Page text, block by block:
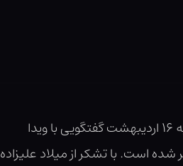
در جریان بیست و هفتمین نمایشگاه بین المللی نمایشگاه کتاب تهران، در غرفه کتابسرای تندیس و در روز سه‌شنبه ۱۶ اردیبهشت گفتگویی با ویدا
است. با تشکر از میلاد علیزاده